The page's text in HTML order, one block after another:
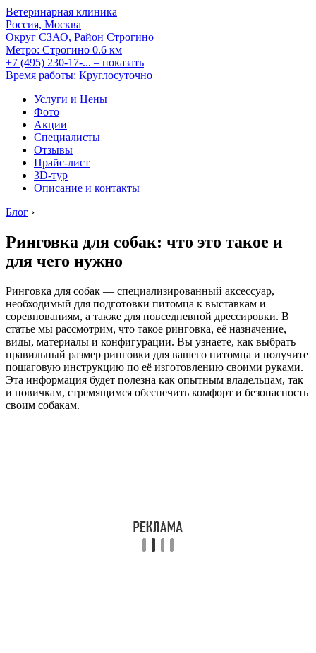
Ветеринарная клиника
Россия, Москва
Округ СЗАО, Район Строгино
Метро: Строгино 0.6 км
+7 (495) 230-17-... – показать
Время работы: Круглосуточно
Услуги и Цены
Фото
Акции
Специалисты
Отзывы
Прайс-лист
3D-тур
Описание и контакты
Блог ›
Ринговка для собак: что это такое и
для чего нужно
Ринговка для собак — специализированный аксессуар,
необходимый для подготовки питомца к выставкам и
соревнованиям, а также для повседневной дрессировки. В
статье мы рассмотрим, что такое ринговка, её назначение,
виды, материалы и конфигурации. Вы узнаете, как выбрать
правильный размер ринговки для вашего питомца и получите
пошаговую инструкцию по её изготовлению своими руками.
Эта информация будет полезна как опытным владельцам, так
и новичкам, стремящимся обеспечить комфорт и безопасность
своим собакам.